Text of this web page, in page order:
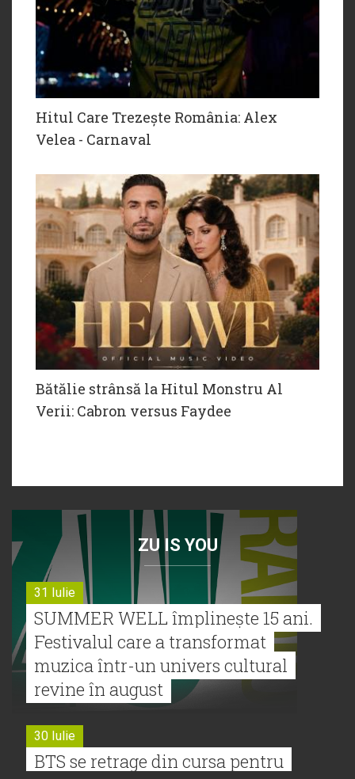
Hitul Care Trezește România: Alex
Velea - Carnaval
Bătălie strânsă la Hitul Monstru Al
Verii: Cabron versus Faydee
ZU IS YOU
31 Iulie
SUMMER WELL împlinește 15 ani.
Festivalul care a transformat
muzica într-un univers cultural
revine în august
30 Iulie
BTS se retrage din cursa pentru